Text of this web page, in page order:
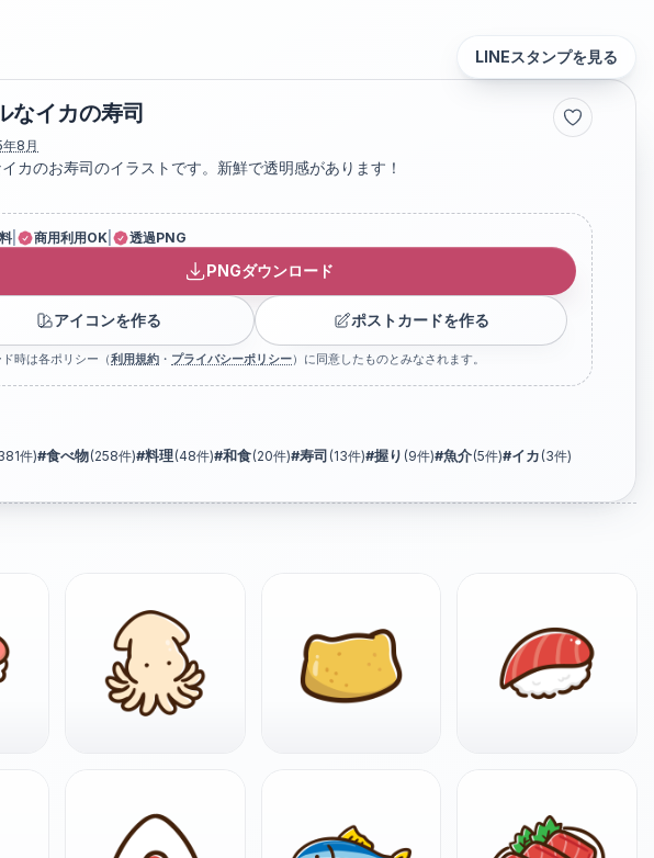
LINEスタンプを見る
なイカの寿司
8月
カのお寿司のイラストです。新鮮で透明感があります！
商用利用OK 透過PNG
PNGダウンロード
アイコンを作る ポストカードを作る
時は各ポリシー（利用規約 ・ プライバシーポリシー）に同意したものとみなされます。
件)#食べ物(258件)#料理(48件)#和食(20件)#寿司 (13件)#握り (9件)#魚介(5件)#イカ (3件)